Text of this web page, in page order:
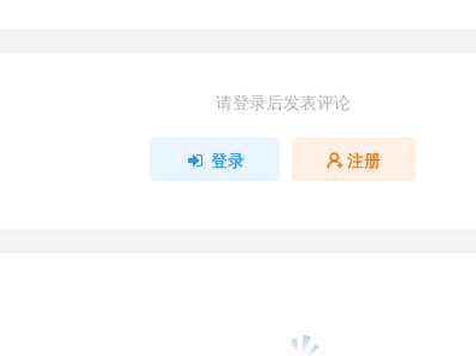
请登录后发表评论
登录 注册